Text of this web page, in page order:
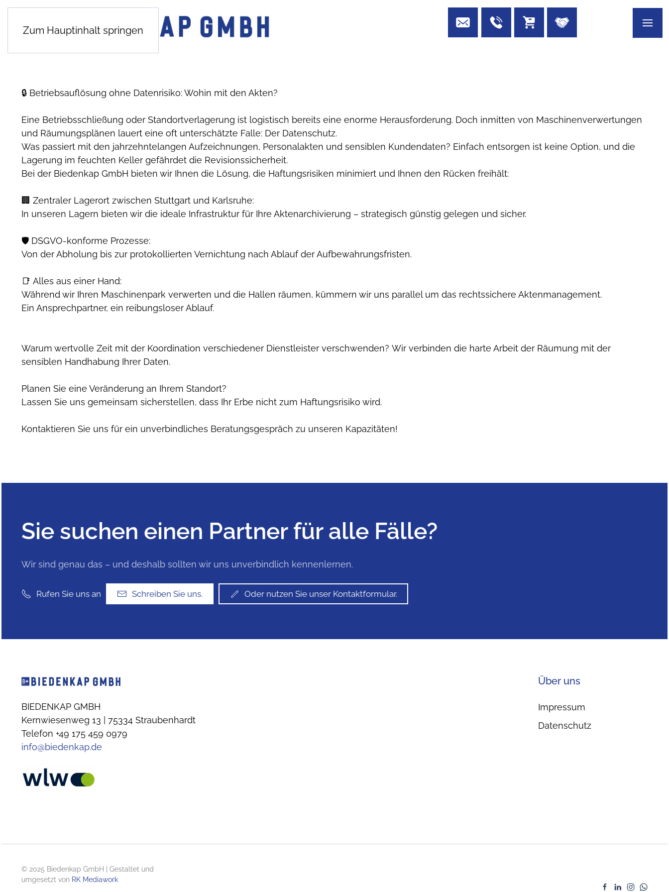
Zum Hauptinhalt springen
🔒 Betriebsauflösung ohne Datenrisiko: Wohin mit den Akten?
Eine Betriebsschließung oder Standortverlagerung ist logistisch bereits eine enorme Herausforderung. Doch inmitten von Maschinenverwertungen
und Räumungsplänen lauert eine oft unterschätzte Falle: Der Datenschutz.
Was passiert mit den jahrzehntelangen Aufzeichnungen, Personalakten und sensiblen Kundendaten? Einfach entsorgen ist keine Option, und die
Lagerung im feuchten Keller gefährdet die Revisionssicherheit.
Bei der Biedenkap GmbH bieten wir Ihnen die Lösung, die Haftungsrisiken minimiert und Ihnen den Rücken freihält:
🏢 Zentraler Lagerort zwischen Stuttgart und Karlsruhe:
In unseren Lagern bieten wir die ideale Infrastruktur für Ihre Aktenarchivierung – strategisch günstig gelegen und sicher.
🛡️ DSGVO-konforme Prozesse:
Von der Abholung bis zur protokollierten Vernichtung nach Ablauf der Aufbewahrungsfristen.
📑 Alles aus einer Hand:
Während wir Ihren Maschinenpark verwerten und die Hallen räumen, kümmern wir uns parallel um das rechtssichere Aktenmanagement.
Ein Ansprechpartner, ein reibungsloser Ablauf.
Warum wertvolle Zeit mit der Koordination verschiedener Dienstleister verschwenden? Wir verbinden die harte Arbeit der Räumung mit der
sensiblen Handhabung Ihrer Daten.
Planen Sie eine Veränderung an Ihrem Standort?
Lassen Sie uns gemeinsam sicherstellen, dass Ihr Erbe nicht zum Haftungsrisiko wird.
Kontaktieren Sie uns für ein unverbindliches Beratungsgespräch zu unseren Kapazitäten!
Sie suchen einen Partner für alle Fälle?
Wir sind genau das – und deshalb sollten wir uns unverbindlich kennenlernen.
Rufen Sie uns an Schreiben Sie uns. Oder nutzen Sie unser Kontaktformular.
BIEDENKAP GMBH
Kernwiesenweg 13 | 75334 Straubenhardt
Telefon +49 175 459 0979
info@biedenkap.de
Über uns
Impressum
Datenschutz
© 2025 Biedenkap GmbH | Gestaltet und
umgesetzt von RK Mediawork